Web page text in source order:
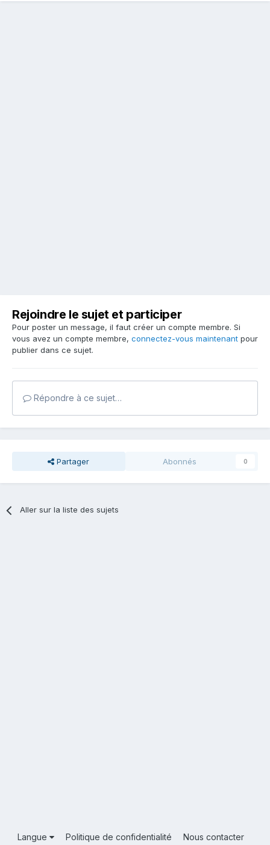
Rejoindre le sujet et participer
Pour poster un message, il faut créer un compte membre. Si
vous avez un compte membre, connectez-vous maintenant pour
publier dans ce sujet.
Répondre à ce sujet…
Partager Abonnés 0
Aller sur la liste des sujets
Langue Politique de confidentialité
Nous contacter